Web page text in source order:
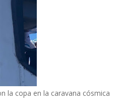
la copa en la caravana cósmica